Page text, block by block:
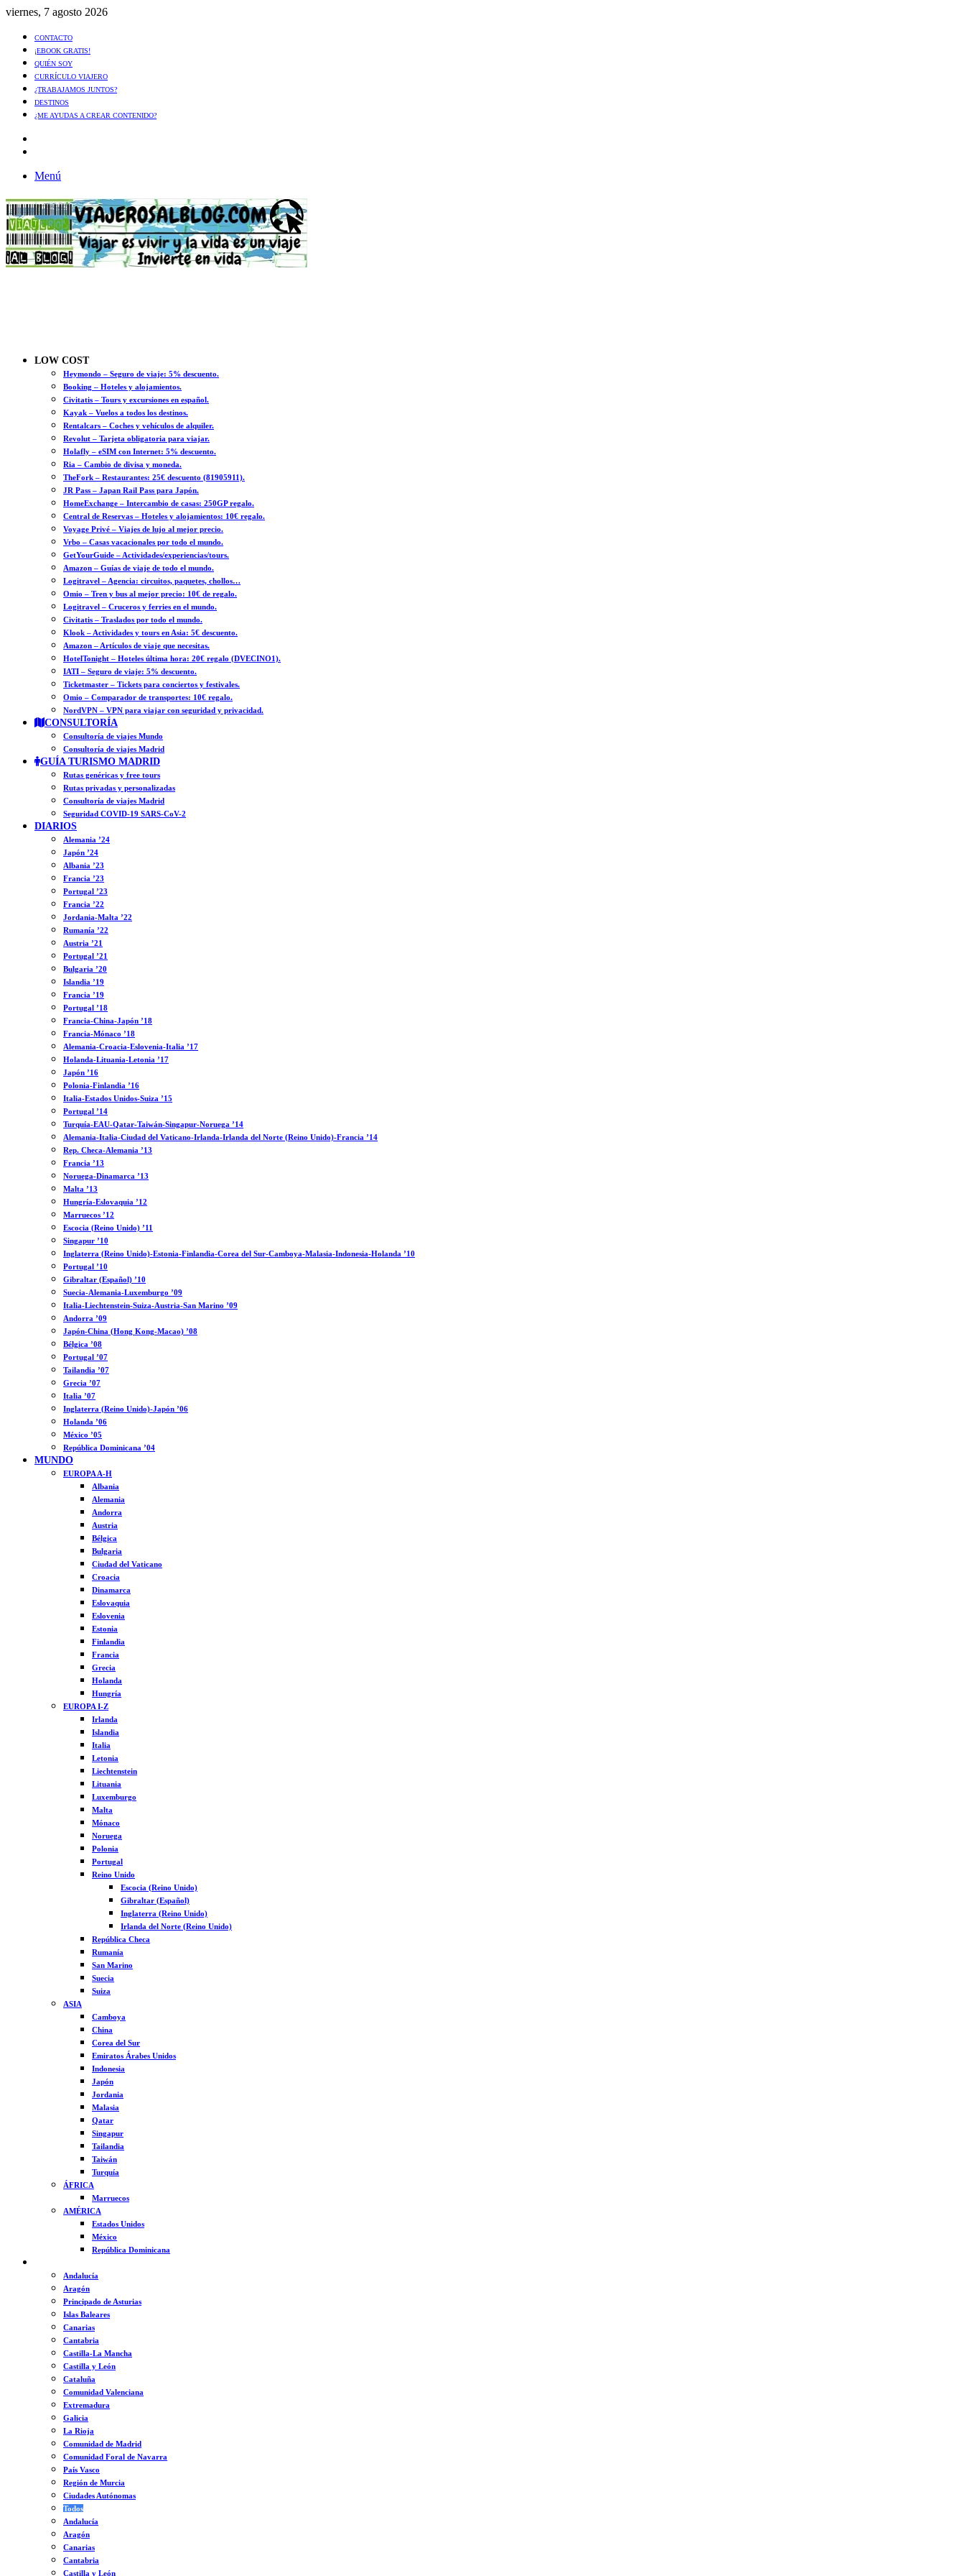
viernes, 7 agosto 2026
CONTACTO
¡EBOOK GRATIS!
QUIÉN SOY
CURRÍCULO VIAJERO
¿TRABAJAMOS JUNTOS?
DESTINOS
¿ME AYUDAS A CREAR CONTENIDO?
Menú
LOW COST
Heymondo – Seguro de viaje: 5% descuento.
Booking – Hoteles y alojamientos.
Civitatis – Tours y excursiones en español.
Kayak – Vuelos a todos los destinos.
Rentalcars – Coches y vehículos de alquiler.
Revolut – Tarjeta obligatoria para viajar.
Holafly – eSIM con Internet: 5% descuento.
Ria – Cambio de divisa y moneda.
TheFork – Restaurantes: 25€ descuento (81905911).
JR Pass – Japan Rail Pass para Japón.
HomeExchange – Intercambio de casas: 250GP regalo.
Central de Reservas – Hoteles y alojamientos: 10€ regalo.
Voyage Privé – Viajes de lujo al mejor precio.
Vrbo – Casas vacacionales por todo el mundo.
GetYourGuide – Actividades/experiencias/tours.
Amazon – Guías de viaje de todo el mundo.
Logitravel – Agencia: circuitos, paquetes, chollos…
Omio – Tren y bus al mejor precio: 10€ de regalo.
Logitravel – Cruceros y ferries en el mundo.
Civitatis – Traslados por todo el mundo.
Klook – Actividades y tours en Asia: 5€ descuento.
Amazon – Artículos de viaje que necesitas.
HotelTonight – Hoteles última hora: 20€ regalo (DVECINO1).
IATI – Seguro de viaje: 5% descuento.
Ticketmaster – Tickets para conciertos y festivales.
Omio – Comparador de transportes: 10€ regalo.
NordVPN – VPN para viajar con seguridad y privacidad.
CONSULTORÍA
Consultoría de viajes Mundo
Consultoría de viajes Madrid
GUÍA TURISMO MADRID
Rutas genéricas y free tours
Rutas privadas y personalizadas
Consultoría de viajes Madrid
Seguridad COVID-19 SARS-CoV-2
DIARIOS
Alemania ’24
Japón ’24
Albania ’23
Francia ’23
Portugal ’23
Francia ’22
Jordania-Malta ’22
Rumanía ’22
Austria ’21
Portugal ’21
Bulgaria ’20
Islandia ’19
Francia ’19
Portugal ’18
Francia-China-Japón ’18
Francia-Mónaco ’18
Alemania-Croacia-Eslovenia-Italia ’17
Holanda-Lituania-Letonia ’17
Japón ’16
Polonia-Finlandia ’16
Italia-Estados Unidos-Suiza ’15
Portugal ’14
Turquía-EAU-Qatar-Taiwán-Singapur-Noruega ’14
Alemania-Italia-Ciudad del Vaticano-Irlanda-Irlanda del Norte (Reino Unido)-Francia ’14
Rep. Checa-Alemania ’13
Francia ’13
Noruega-Dinamarca ’13
Malta ’13
Hungría-Eslovaquia ’12
Marruecos ’12
Escocia (Reino Unido) ’11
Singapur ’10
Inglaterra (Reino Unido)-Estonia-Finlandia-Corea del Sur-Camboya-Malasia-Indonesia-Holanda ’10
Portugal ’10
Gibraltar (Español) ’10
Suecia-Alemania-Luxemburgo ’09
Italia-Liechtenstein-Suiza-Austria-San Marino ’09
Andorra ’09
Japón-China (Hong Kong-Macao) ’08
Bélgica ’08
Portugal ’07
Tailandia ’07
Grecia ’07
Italia ’07
Inglaterra (Reino Unido)-Japón ’06
Holanda ’06
México ’05
República Dominicana ’04
MUNDO
EUROPA A-H
Albania
Alemania
Andorra
Austria
Bélgica
Bulgaria
Ciudad del Vaticano
Croacia
Dinamarca
Eslovaquia
Eslovenia
Estonia
Finlandia
Francia
Grecia
Holanda
Hungría
EUROPA I-Z
Irlanda
Islandia
Italia
Letonia
Liechtenstein
Lituania
Luxemburgo
Malta
Mónaco
Noruega
Polonia
Portugal
Reino Unido
Escocia (Reino Unido)
Gibraltar (Español)
Inglaterra (Reino Unido)
Irlanda del Norte (Reino Unido)
República Checa
Rumanía
San Marino
Suecia
Suiza
ASIA
Camboya
China
Corea del Sur
Emiratos Árabes Unidos
Indonesia
Japón
Jordania
Malasia
Qatar
Singapur
Tailandia
Taiwán
Turquía
ÁFRICA
Marruecos
AMÉRICA
Estados Unidos
México
República Dominicana
Andalucía
Aragón
Principado de Asturias
Islas Baleares
Canarias
Cantabria
Castilla-La Mancha
Castilla y León
Cataluña
Comunidad Valenciana
Extremadura
Galicia
La Rioja
Comunidad de Madrid
Comunidad Foral de Navarra
País Vasco
Región de Murcia
Ciudades Autónomas
Todos
Andalucía
Aragón
Canarias
Cantabria
Castilla y León